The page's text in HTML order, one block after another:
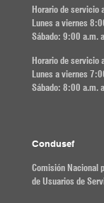
Horario de servicio
Lunes a viernes
Sábado: 9:00 a.m.
Horario de servicio
Lunes a viernes
Sábado: 8:00 a.m.
Condusef
Comisión Nacional
de Usuarios de